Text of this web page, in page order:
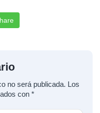
no será publicada. Los
con *